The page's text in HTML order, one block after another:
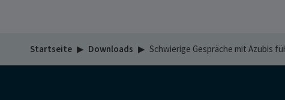
Startseite ▶ Downloads ▶ Schwierige Gespräche mit Azubis